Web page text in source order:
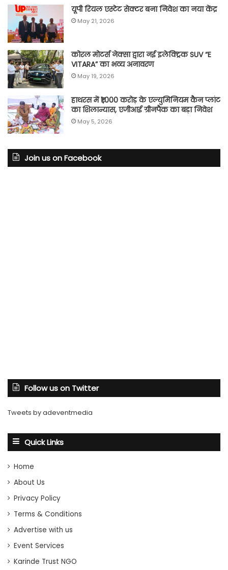
यूपी रियल एस्टेट सेक्टर बना निवेश का नया केंद्र
May 21, 2026
कोरल मोटर्स नेक्सा द्वारा नई इलेक्ट्रिक SUV “E
VITARA” का भव्य अनावरण
May 19, 2026
हाथरस में ₹1,000 करोड़ के एल्युमिनियम कैन प्लांट
का शिलान्यास, एजीआई ग्रीनपैक का बड़ा निवेश
May 5, 2026
Join us on Facebook
Follow us on Twitter
Tweets by adeventmedia
Quick Links
Home
About Us
Privacy Policy
Terms & Conditions
Advertise with us
Event Services
Karinde Trust NGO